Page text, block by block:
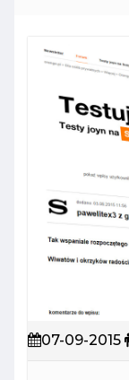
07-09-2015